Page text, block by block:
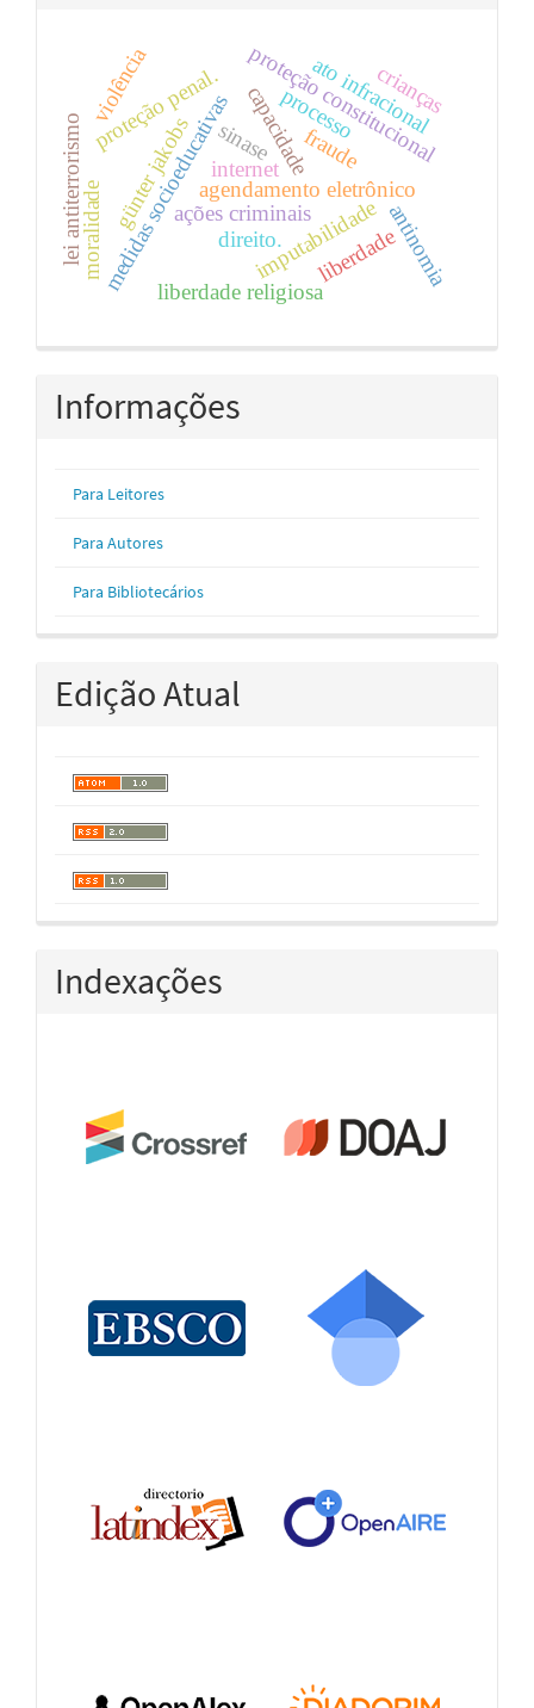
agendamento eletrônico
medidas socioeducativas imputabilidade
capacidade
proteção penal. proteção constitucional
liberdade religiosa
günter jakobs
lei antiterrorismo sinase
ato infracional
processo
violência
antinomia
direito.
moralidade ações criminais
liberdade
fraude
internet
crianças
Informações
Para Leitores
Para Autores
Para Bibliotecários
Edição Atual
Indexações